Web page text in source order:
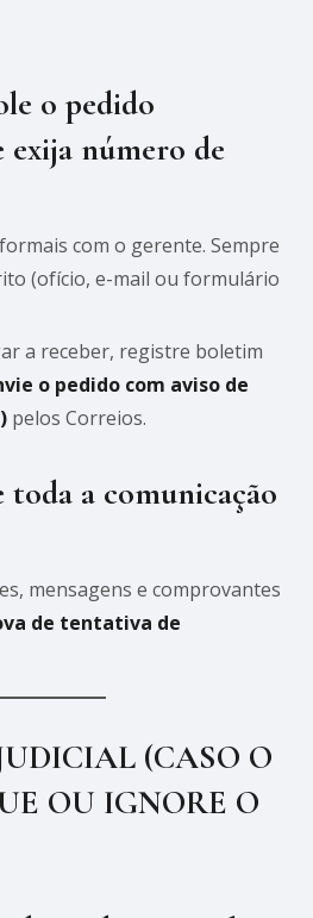
o pedido
exija número de
com o gerente. Sempre
(ofício, e-mail ou formulário
a receber, registre boletim
o pedido com aviso de
pelos Correios.
toda a comunicação
mensagens e comprovantes
de tentativa de
(CASO O
OU IGNORE O